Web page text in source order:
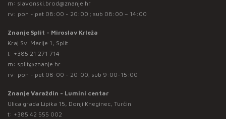
m: slavonski.brod@znanje.hr
rv: pon - pet 08:00 - 20:00 ; sub 08:00 – 14:00
Znanje Split - Miroslav Krleža
Kraj Sv. Marije 1, Split
t: +385 21 271 714
m: split@znanje.hr
rv: pon - pet 08:00 - 20:00; sub 9:00-15:00
Znanje Varaždin - Lumini centar
Ulica grada Lipika 15, Donji Kneginec, Turčin
t: +385 42 555 002